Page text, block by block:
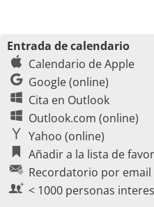
Entrada de calendario
Calendario de Apple
Google (online)
Cita en Outlook
Outlook.com (online)
Yahoo (online)
Añadir a la lista de
Recordatorio por email
< 1000 personas